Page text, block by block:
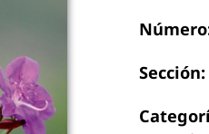
Sección: